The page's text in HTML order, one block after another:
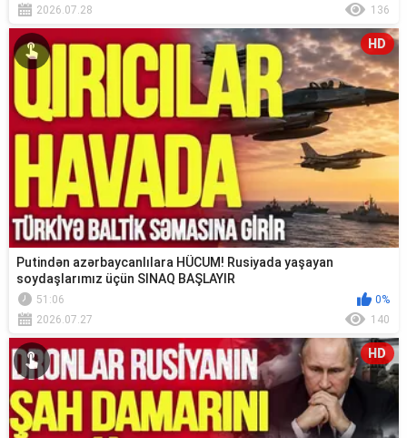
2026.07.28
136
HD
Putindən azərbaycanlılara HÜCUM! Rusiyada yaşayan
soydaşlarımız üçün SINAQ BAŞLAYIR
51:06
0%
2026.07.27
140
HD